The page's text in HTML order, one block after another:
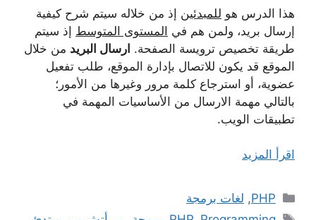
هذا الدرس هو للمبدئين إذ من خلاله سيتم شرح كيفية
إرسال بريد، ولمن هم في المستوى المتوسط إذ سيتم
طريقة تخصيص ترويسة الصفحة. ارسال البريد من خلال
الموقع قد يكون للاتصال بإدارة الموقع، طلب تفعيل
عضوية، أو استرجاع كلمة مرور وغيرها من الأمور؛
بالتالي مهمة الارسال من الأساسيات المهمة في
تطبيقات الويب.
اقرأ المزيد
التصنيفات
PHP
, لغات برمجة
الوسوم